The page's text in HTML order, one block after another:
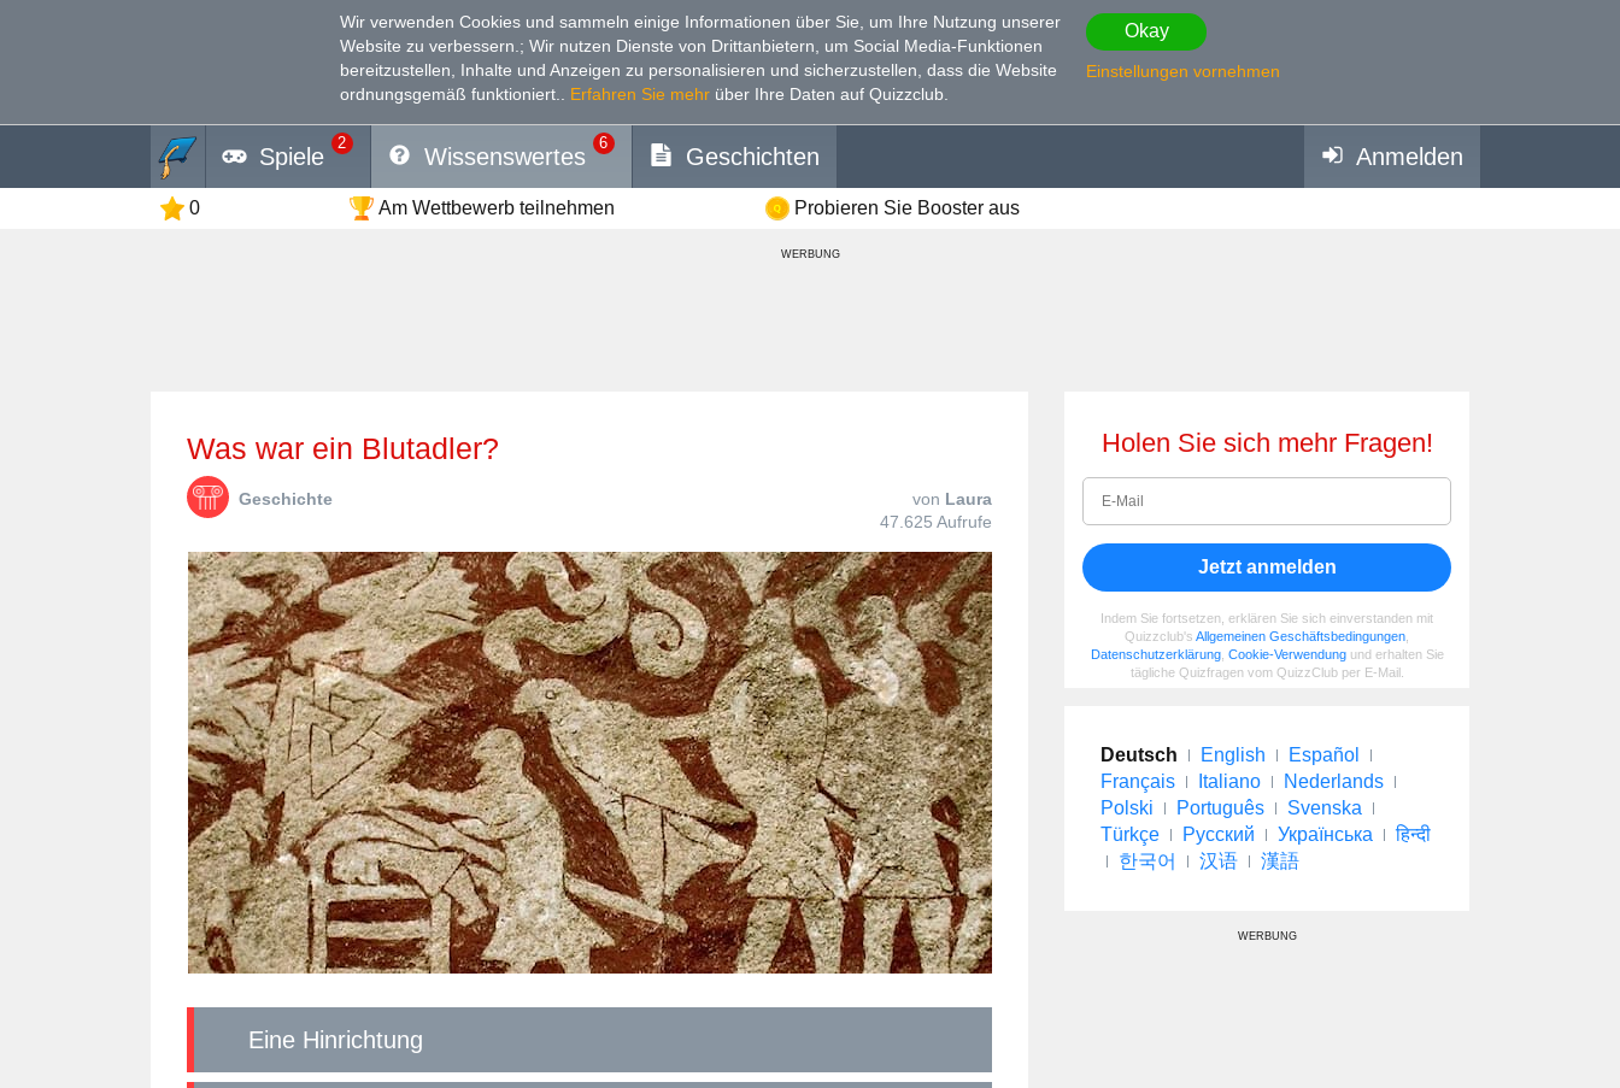
Wir verwenden Cookies und sammeln einige Informationen über Sie, um Ihre Nutzung unserer
Website zu verbessern. ; Wir nutzen Dienste von Drittanbietern, um Social Media-Funktionen
bereitzustellen, Inhalte und Anzeigen zu personalisieren und sicherzustellen, dass die Website
ordnungsgemäß funktioniert.
Erfahren Sie mehr über Ihre Daten auf Quizzclub.
Okay
Einstellungen vornehmen
Spiele
2
Wissenswertes
6
Geschichten Anmelden
0 Am Wettbewerb teilnehmen Probieren Sie Booster aus
WERBUNG
Was war ein Blutadler?
Geschichte von Laura
47.625 Aufrufe
Eine Hinrichtung
Holen Sie sich mehr Fragen!
Jetzt anmelden
Indem Sie fortsetzen, erklären Sie sich einverstanden mit
Quizzclub's Allgemeinen Geschäftsbedingungen
Datenschutzerklärung, Cookie-Verwendungund erhalten Sie
tägliche Quizfragen vom QuizzClub per E-Mail.
Deutsch English
Español
Français
Italiano
Nederlands
Polski
Português
Svenska
Türkçe
Русский Українська
हिन्दी
한국어
汉语 漢語
WERBUNG